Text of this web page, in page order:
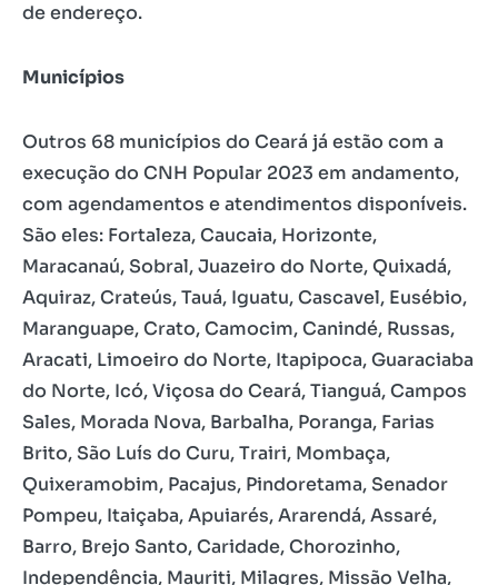
de endereço.
Municípios
Outros 68 municípios do Ceará já estão com a
execução do CNH Popular 2023 em andamento,
com agendamentos e atendimentos disponíveis.
São eles: Fortaleza, Caucaia, Horizonte,
Maracanaú, Sobral, Juazeiro do Norte, Quixadá,
Aquiraz, Crateús, Tauá, Iguatu, Cascavel, Eusébio,
Maranguape, Crato, Camocim, Canindé, Russas,
Aracati, Limoeiro do Norte, Itapipoca, Guaraciaba
do Norte, Icó, Viçosa do Ceará, Tianguá, Campos
Sales, Morada Nova, Barbalha, Poranga, Farias
Brito, São Luís do Curu, Trairi, Mombaça,
Quixeramobim, Pacajus, Pindoretama, Senador
Pompeu, Itaiçaba, Apuiarés, Ararendá, Assaré,
Barro, Brejo Santo, Caridade, Chorozinho,
Independência, Mauriti, Milagres, Missão Velha,